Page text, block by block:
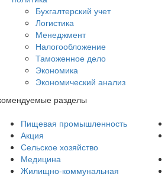
Бухгалтерский учет
Логистика
Менеджмент
Налогообложение
Таможенное дело
Экономика
Экономический анализ
разделы
Пищевая промышленность
Акция
Сельское хозяйство
Медицина
Жилищно-коммунальная